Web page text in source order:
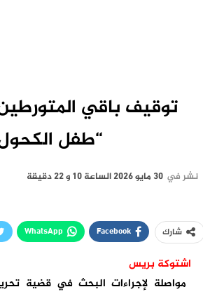
توقيف باقي
“طفل
نشر في 30 مايو 2026 الساعة 10 و 22 دقيقة
شارك Facebook
WhatsApp
اشتوكة بريس
مواصلة لإجراءات البحث في قضية